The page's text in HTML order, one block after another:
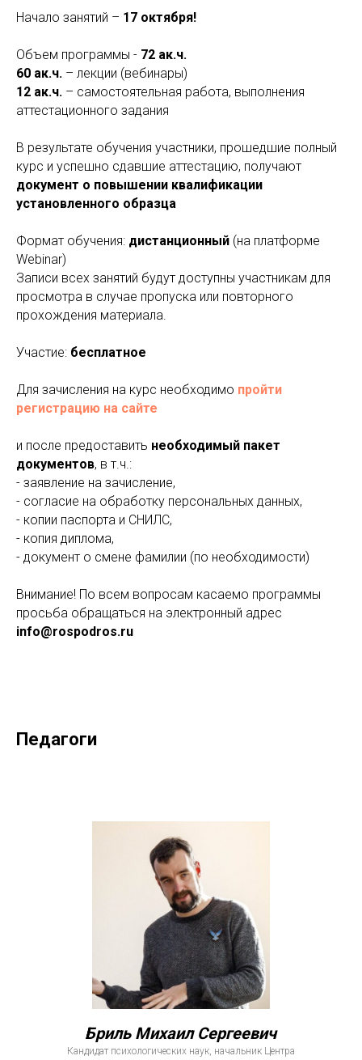
Начало занятий – 17 октября!
Объем программы - 72 ак.ч.
60 ак.ч. – лекции (вебинары)
12 ак.ч. – самостоятельная работа, выполнения
аттестационного задания
В результате обучения участники, прошедшие полный
курс и успешно сдавшие аттестацию, получают
документ о повышении квалификации
установленного образца
Формат обучения: дистанционный (на платформе
Webinar)
Записи всех занятий будут доступны участникам для
просмотра в случае пропуска или повторного
прохождения материала.
Участие: бесплатное
Для зачисления на курс необходимо пройти
регистрацию на сайте
и после предоставить необходимый пакет
документов, в т.ч.:
- заявление на зачисление,
- согласие на обработку персональных данных,
- копии паспорта и СНИЛС,
- копия диплома,
- документ о смене фамилии (по необходимости)
Внимание! По всем вопросам касаемо программы
просьба обращаться на электронный адрес
info@rospodros.ru
Педагоги
Бриль Михаил Сергеевич
Кандидат психологических наук, начальник Центра